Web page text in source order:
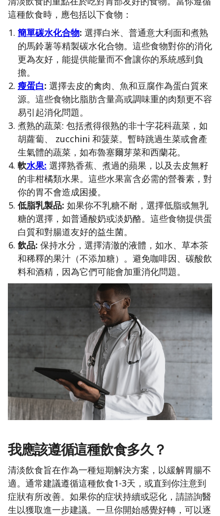
這種飲食時，應包括以下食物：
簡單碳水化合物: 選擇白米、普通意大利面和煮熟
的馬鈴薯等精製碳水化合物。這些食物對你的消化
更為友好，能提供能量而不會讓你的系統感到負
擔。
瘦蛋白: 選擇去皮的禽肉、魚和豆腐作為蛋白質來
源。這些食物比脂肪含量高或調味重的肉類更不容
易引起消化問題。
煮熟的蔬菜: 包括煮得很熟的非十字花科蔬菜，如
胡蘿蔔、 zucchini 和菠菜。暫時跳過生菜或會產
生氣體的蔬菜，如布魯塞爾芽菜和西蘭花。
軟水果: 選擇熟香蕉、煮過的蘋果，以及去皮無籽
的非柑橘類水果。這些水果富含必需的營養素，對
你的胃不會造成困擾。
低脂乳製品: 如果你不乳糖不耐，選擇低脂或無乳
糖的選擇，如普通酸奶或淡奶酪。這些食物提供蛋
白質和對腸道友好的益生菌。
飲品: 保持水分，選擇清澈的液體，如水、草本茶
和稀釋的果汁（不添加糖）。避免咖啡因、碳酸飲
料和酒精，因為它們可能會加重消化問題。
我應該遵循這種飲食多久？
清淡飲食旨在作為一種短期解決方案，以緩解胃腸不
適。通常建議遵循這種飲食1-3天，或直到你注意到
症狀有所改善。如果你的症状持續或惡化，請諮詢醫
生以獲取進一步建議。一旦你開始感覺好轉，可以逐